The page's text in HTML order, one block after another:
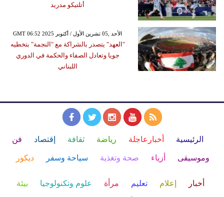
أتلتيكو مدريد
GMT 06:52 2025 الأحد ,05 تشرين الأول / أكتوبر
"العهد" يتصدر بالشراكة مع "النجمة" بتخطيه
جويا وتعادل الصفاء والحكمة في الدوري
اللبناني
الرئيسية أخبارعاجلة رياضة ثقافة إقتصاد فن
وموسيقى أزياء صحة وتغذية سياحة وسفر ديكور
أخبار إعلام تعليم مرأة علوم وتكنولوجيا بيئة